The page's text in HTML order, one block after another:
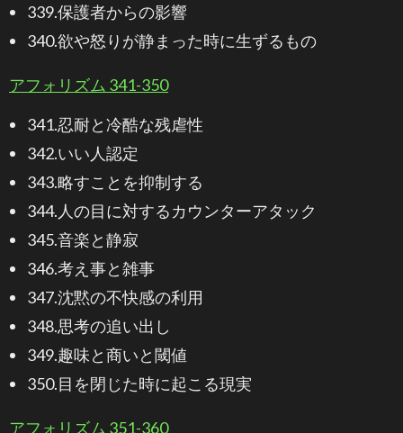
339.保護者からの影響
340.欲や怒りが静まった時に生ずるもの
アフォリズム 341-350
341.忍耐と冷酷な残虐性
342.いい人認定
343.略すことを抑制する
344.人の目に対するカウンターアタック
345.音楽と静寂
346.考え事と雑事
347.沈黙の不快感の利用
348.思考の追い出し
349.趣味と商いと閾値
350.目を閉じた時に起こる現実
アフォリズム 351-360